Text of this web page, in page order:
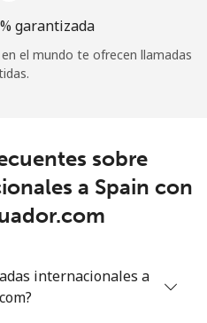
garantizada
el mundo te ofrecen llamadas
sobre
a Spain con
internacionales a